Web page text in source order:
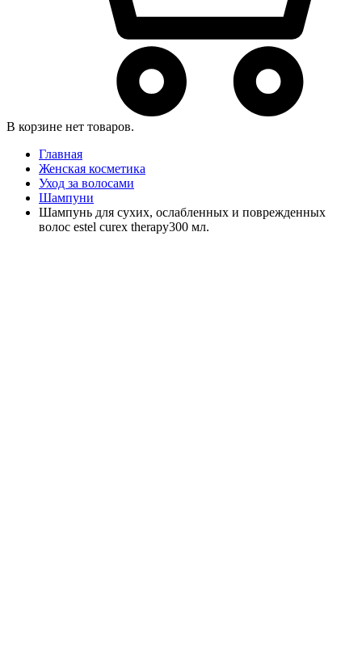
В корзине нет товаров.
Главная
Женская косметика
Уход за волосами
Шампуни
Шампунь для сухих, ослабленных и поврежденных
волос estel curex therapy300 мл.